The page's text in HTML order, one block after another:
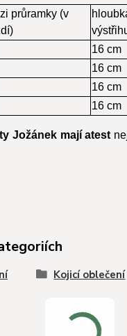
průramky (v
16 cm
16 cm
16 cm
16 cm
Jožánek mají atest
Kojicí oblečení